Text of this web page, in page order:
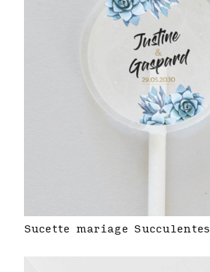
Sucette mariage Succulentes